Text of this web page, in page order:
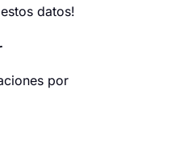
datos!
por